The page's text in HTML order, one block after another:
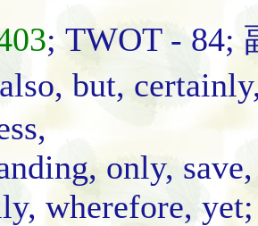
; TWOT - 84;
but,
only,
wherefore,